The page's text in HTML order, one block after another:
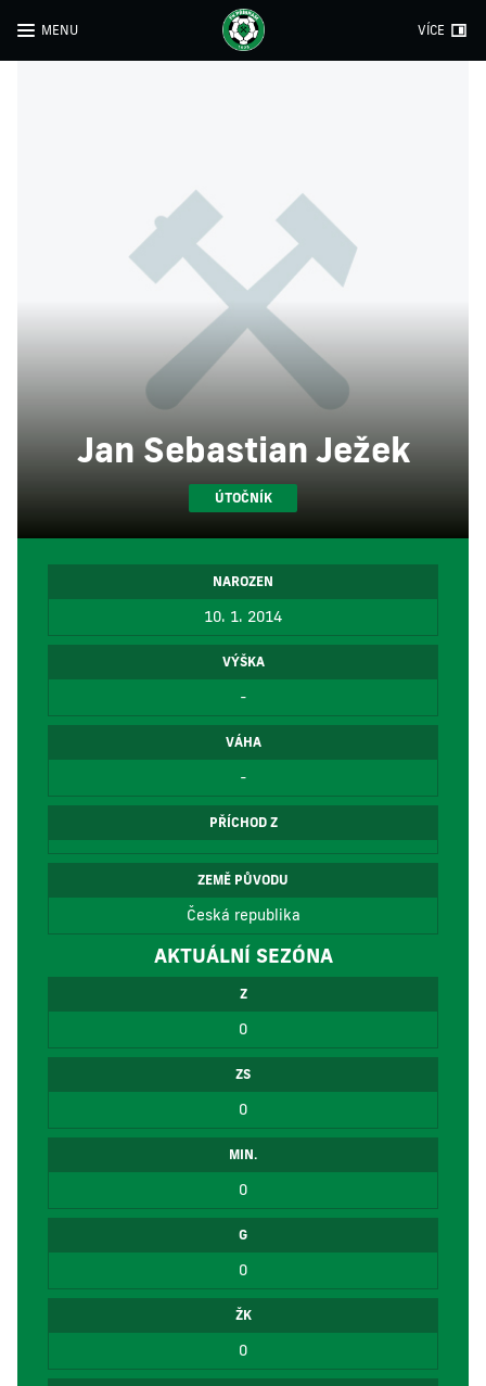
MENU VÍCE
Jan Sebastian Ježek
ÚTOČNÍK
NAROZEN
10. 1. 2014
VÝŠKA
-
VÁHA
-
PŘÍCHOD Z
ZEMĚ PŮVODU
Česká republika
AKTUÁLNÍ SEZÓNA
Z
0
ZS
0
MIN.
0
G
0
ŽK
0